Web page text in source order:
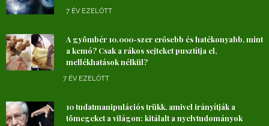
7 ÉV EZELŐTT
A gyömbér 10.000-szer erősebb és hatékonyabb, mint
a kemó? Csak a rákos sejteket pusztítja el,
mellékhatások nélkül?
7 ÉV EZELŐTT
10 tudatmanipulációs trükk, amivel irányítják a
tömegeket a világon: kitálalt a nyelvtudományok